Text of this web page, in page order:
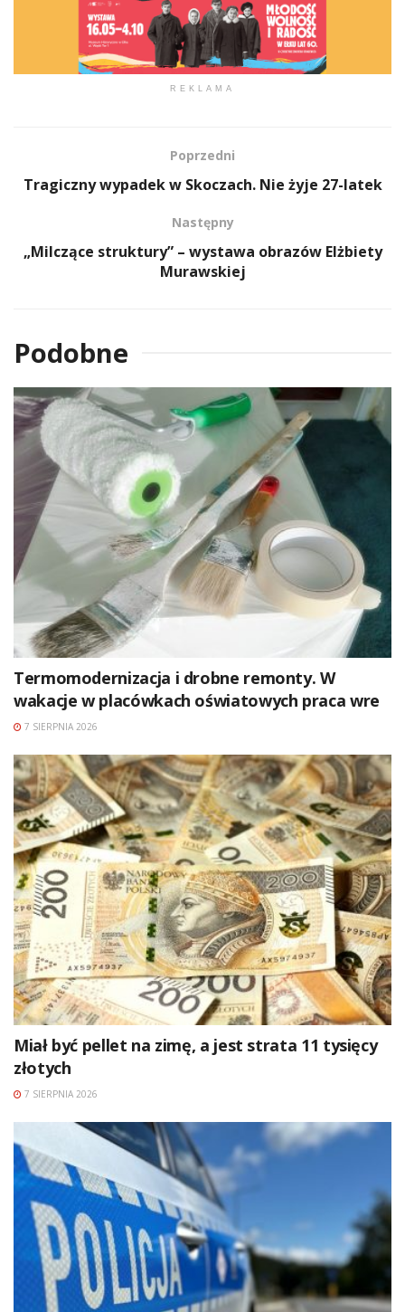
REKLAMA
Poprzedni
Tragiczny wypadek w Skoczach. Nie żyje 27-latek
Następny
„Milczące struktury” – wystawa obrazów Elżbiety
Murawskiej
Podobne
Termomodernizacja i drobne remonty. W
wakacje w placówkach oświatowych praca wre
7 SIERPNIA 2026
Miał być pellet na zimę, a jest strata 11 tysięcy
złotych
7 SIERPNIA 2026